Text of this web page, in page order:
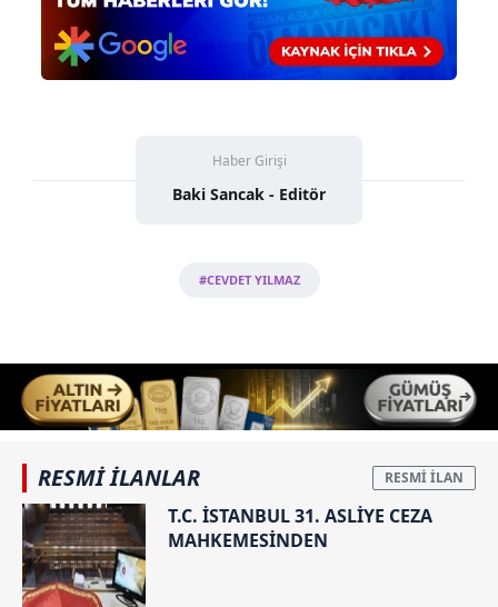
Haber Girişi
Baki Sancak - Editör
#CEVDET YILMAZ
RESMİ İLANLAR
T.C. İSTANBUL 31. ASLİYE CEZA
MAHKEMESİNDEN